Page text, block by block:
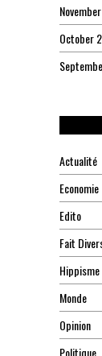
October
Actualité
Economie
Edito
Fait
Hippisme
Monde
Opinion
Politique